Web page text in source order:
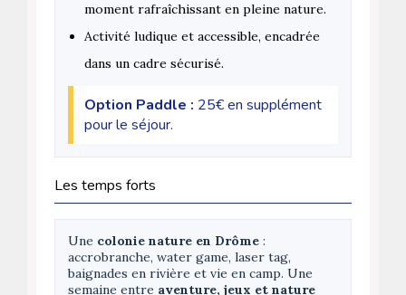
moment rafraîchissant en pleine nature.
Activité ludique et accessible, encadrée
dans un cadre sécurisé.
Option Paddle : 25€ en supplément
pour le séjour.
Les temps forts
Une colonie nature en Drôme :
accrobranche, water game, laser tag,
baignades en rivière et vie en camp. Une
semaine entre aventure, jeux et nature